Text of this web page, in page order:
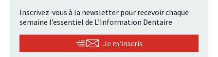
Inscrivez-vous à la newsletter pour recevoir chaque
semaine l’essentiel de L’Information Dentaire
Je m'inscris